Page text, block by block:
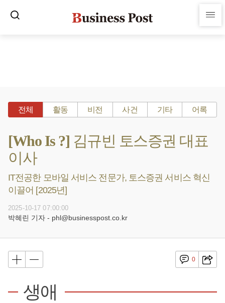
전체 활동 비전 사건 기타 어록
[Who Is ?] 김규빈 토스증권 대표
이사
IT전공한 모바일 서비스 전문가, 토스증권 서비스 혁신
이끌어 [2025년]
2025-10-17 07:00:00
박혜린 기자 - phl@businesspost.co.kr
0
생애